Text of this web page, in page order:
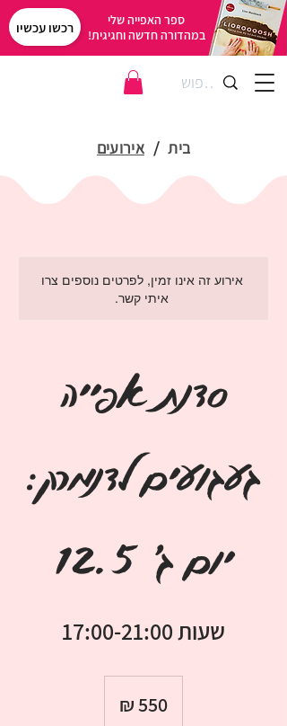
רכשו עכשיו
ספר האפייה שלי
במהדורה חדשה וחגיגית!
בית / אירועים
אירוע זה אינו זמין, לפרטים נוספים צרו
איתי קשר.
סדנת אפייה
געגועים לדנמרק:
יום ג' 12.5
שעות 17:00-21:00
חדשים